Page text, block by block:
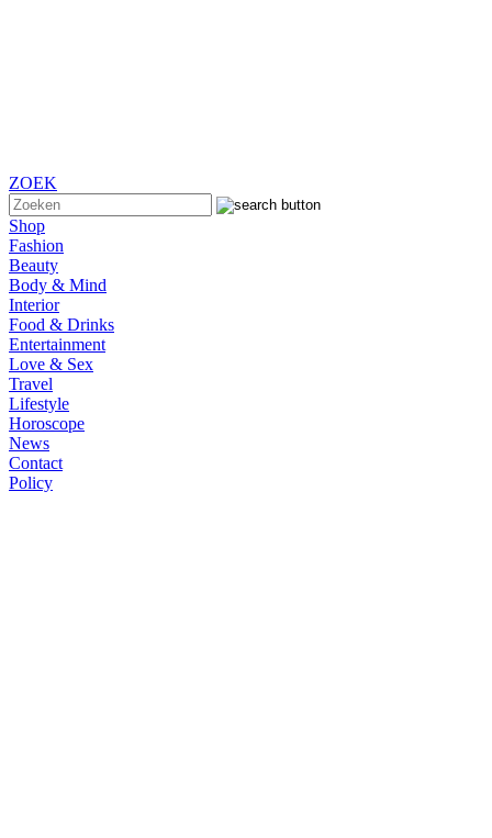
ZOEK
Shop
Fashion
Beauty
Body & Mind
Interior
Food & Drinks
Entertainment
Love & Sex
Travel
Lifestyle
Horoscope
News
Contact
Policy